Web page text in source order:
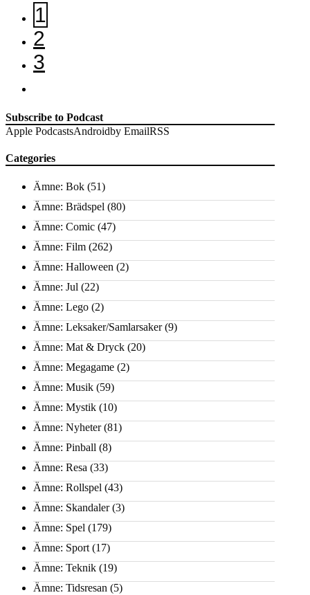
1
2
3
Subscribe to Podcast
Apple PodcastsAndroidby EmailRSS
Categories
Ämne: Bok (51)
Ämne: Brädspel (80)
Ämne: Comic (47)
Ämne: Film (262)
Ämne: Halloween (2)
Ämne: Jul (22)
Ämne: Lego (2)
Ämne: Leksaker/Samlarsaker(9)
Ämne: Mat & Dryck (20)
Ämne: Megagame (2)
Ämne: Musik (59)
Ämne: Mystik (10)
Ämne: Nyheter(81)
Ämne: Pinball (8)
Ämne: Resa (33)
Ämne: Rollspel (43)
Ämne: Skandaler(3)
Ämne: Spel (179)
Ämne: Sport (17)
Ämne: Teknik (19)
Ämne: Tidsresan (5)